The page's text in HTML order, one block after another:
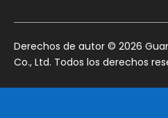
​Derechos de autor © 2026
Co., Ltd. Todos los derechos